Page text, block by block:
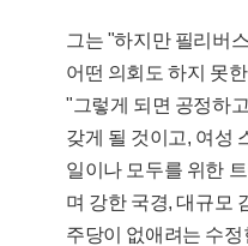
그는 "하지만 필리버
어떤 의회도 하지 못
"그렇게 되면 공정하
갖게 될 것이고, 여성
일이나 모두를 위한
며 강한 국경, 대규모
주당이 없애려는 수